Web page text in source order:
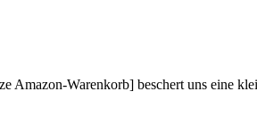
Warenkorb] beschert uns eine